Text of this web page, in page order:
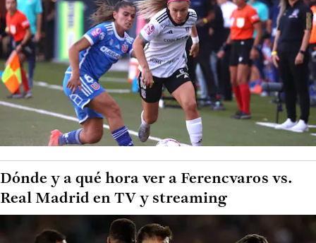
Dónde y a qué hora ver a Ferencvaros vs.
Real Madrid en TV y streaming